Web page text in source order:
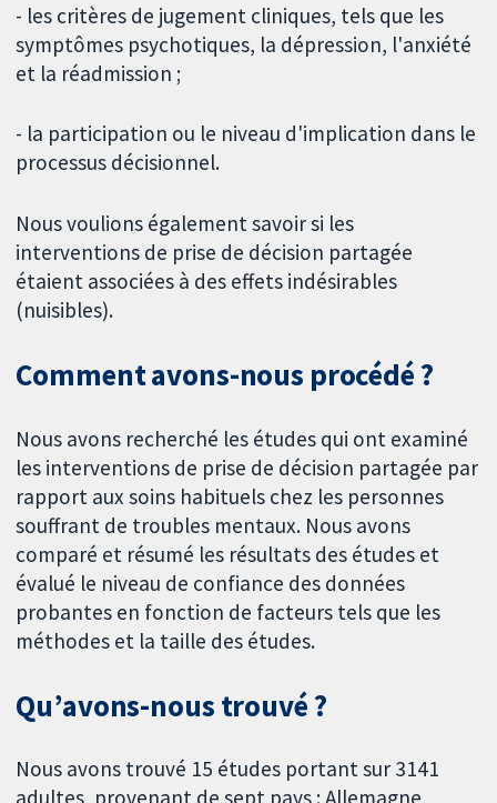
- les critères de jugement cliniques, tels que les
symptômes psychotiques, la dépression, l'anxiété
et la réadmission ;
- la participation ou le niveau d'implication dans le
processus décisionnel.
Nous voulions également savoir si les
interventions de prise de décision partagée
étaient associées à des effets indésirables
(nuisibles).
Comment avons-nous procédé ?
Nous avons recherché les études qui ont examiné
les interventions de prise de décision partagée par
rapport aux soins habituels chez les personnes
souffrant de troubles mentaux. Nous avons
comparé et résumé les résultats des études et
évalué le niveau de confiance des données
probantes en fonction de facteurs tels que les
méthodes et la taille des études.
Qu’avons-nous trouvé ?
Nous avons trouvé 15 études portant sur 3141